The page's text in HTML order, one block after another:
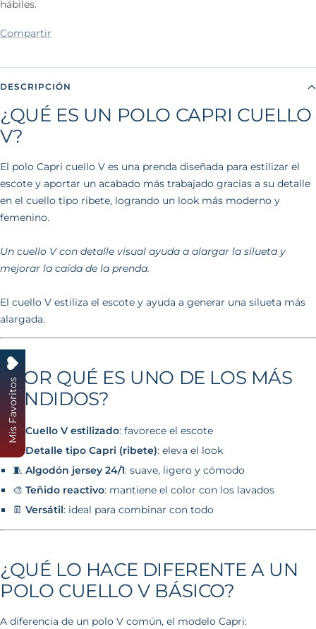
hábiles.
Compartir
DESCRIPCIÓN
¿QUÉ ES UN POLO CAPRI CUELLO
V?
El polo Capri cuello V es una prenda diseñada para estilizar el
escote y aportar un acabado más trabajado gracias a su detalle
en el cuello tipo ribete, logrando un look más moderno y
femenino.
Un cuello V con detalle visual ayuda a alargar la silueta y
mejorar la caída de la prenda.
El cuello V estiliza el escote y ayuda a generar una silueta más
alargada.
¿POR QUÉ ES UNO DE LOS MÁS
VENDIDOS?
👚 Cuello V estilizado: favorece el escote
🎯Detalle tipo Capri (ribete): eleva el look
🧵 Algodón jersey 24/1: suave, ligero y cómodo
🎨 Teñido reactivo: mantiene el color con los lavados
👖 Versátil: ideal para combinar con todo
¿QUÉ LO HACE DIFERENTE A UN
POLO CUELLO V BÁSICO?
A diferencia de un polo V común, el modelo Capri:
Mis Favoritos